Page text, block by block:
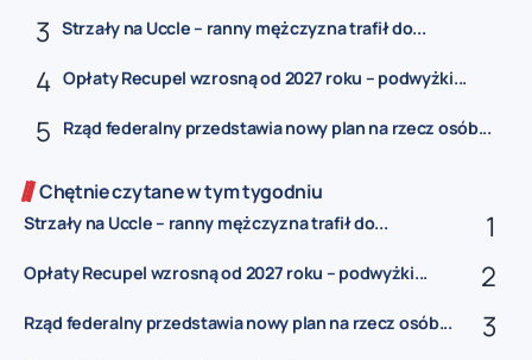
Strzały na Uccle – ranny mężczyzna trafił do...
Opłaty Recupel wzrosną od 2027 roku – podwyżki...
Rząd federalny przedstawia nowy plan na rzecz osób...
Chętnie czytane w tym tygodniu
Strzały na Uccle – ranny mężczyzna trafił do...
Opłaty Recupel wzrosną od 2027 roku – podwyżki...
Rząd federalny przedstawia nowy plan na rzecz osób...